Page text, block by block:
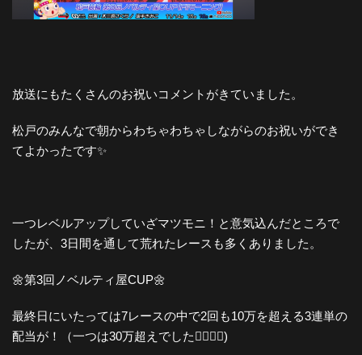
放送にもたくさんのお祝いコメントがきていました。
松戸のみんなで朝からわちゃわちゃしながらのお祝いができ
てよかったです✨
一つレベルアップしていざマツモニ！と意気込んだところで
したが、3日間を通して荒れたレースも多くありました。
🌼第3回ノベルティ屋CUP🌼
最終日にいたっては7レースの中で2回も10万を超える3連単の
配当が！（一つは30万超えでした😵‍💫😵‍💫)